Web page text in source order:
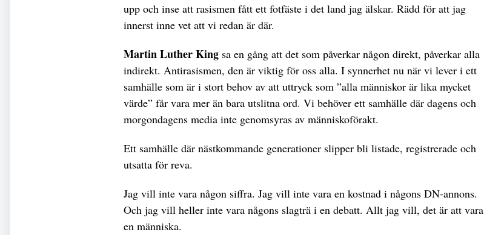
upp och inse att rasismen fått ett fotfäste i det land jag älskar. Rädd för att jag
innerst inne vet att vi redan är där.
Martin Luther King sa en gång att det som påverkar någon direkt, påverkar alla
indirekt. Antirasismen, den är viktig för oss alla. I synnerhet nu när vi lever i ett
samhälle som är i stort behov av att uttryck som ”alla människor är lika mycket
värde” får vara mer än bara utslitna ord. Vi behöver ett samhälle där dagens och
morgondagens media inte genomsyras av människoförakt.
Ett samhälle där nästkommande generationer slipper bli listade, registrerade och
utsatta för reva.
Jag vill inte vara någon siffra. Jag vill inte vara en kostnad i någons DN-annons.
Och jag vill heller inte vara någons slagträ i en debatt. Allt jag vill, det är att vara
en människa.